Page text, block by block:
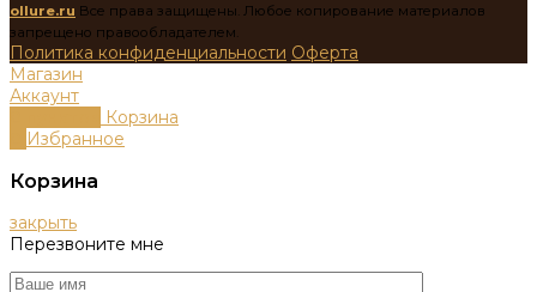
ollure.ru Все права защищены. Любое копирование материалов
запрещено правообладателем.
Политика конфиденциальности Оферта
Магазин
Аккаунт
Корзина
Избранное
Корзина
закрыть
Перезвоните мне